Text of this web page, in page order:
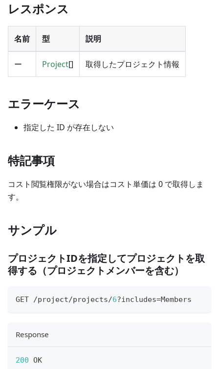
レスポンス
名前 型 説明
ー Project[] 取得したプロジェクト情報
エラーケース
指定した ID が存在しない
特記事項
コスト閲覧権限がない場合はコスト単価は 0 で取得しま
す。
サンプル
プロジェクトIDを指定してプロジェクトを取
得する（プロジェクトメンバーを含む）
GET /project/projects/6?includes=Members
Response
200 OK